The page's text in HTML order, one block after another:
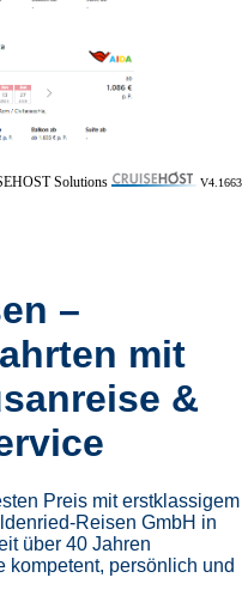
Solutions V4.1663
–
mit
&
Preis mit erstklassigem
Reisen GmbH in
über 40 Jahren
kompetent, persönlich und